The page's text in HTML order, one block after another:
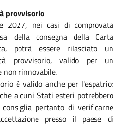
provvisorio
2027, nei casi di comprovata
della consegna della Carta
potrà essere rilasciato un
provvisorio, valido per un
non rinnovabile.
è valido anche per l'espatrio;
alcuni Stati esteri potrebbero
pertanto di verificarne
presso il paese di